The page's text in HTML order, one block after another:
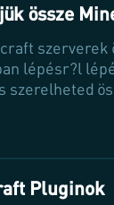
össze
lépésr?l
szerelheted
légy
Pluginok